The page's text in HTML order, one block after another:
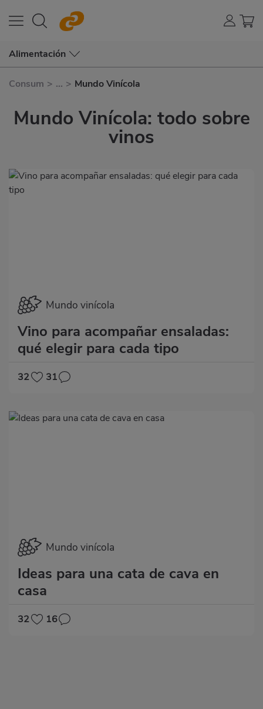
Alimentación
Consum > ... > Mundo Vinícola
Mundo Vinícola: todo sobre
vinos
Mundo vinícola
Vino para acompañar ensaladas:
qué elegir para cada tipo
32 31
Mundo vinícola
Ideas para una cata de cava en
casa
32 16